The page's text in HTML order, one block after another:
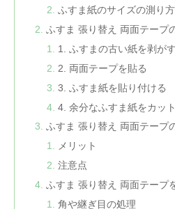
ふすま紙のサイズの測り方
ふすま 張り替え 両面テープ
1. ふすまの古い紙を剥がす
2. 両面テープを貼る
3. ふすま紙を貼り付ける
4. 余分なふすま紙をカット
ふすま 張り替え 両面テープ
メリット
注意点
ふすま 張り替え 両面テープ
角や継ぎ目の処理